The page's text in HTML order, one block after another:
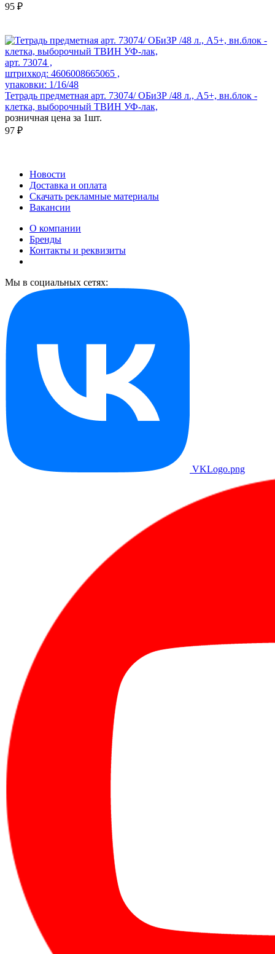
95 ₽
арт. 73074 ,
штрихкод: 4606008665065 ,
упаковки: 1/16/48
Тетрадь предметная арт. 73074/ ОБиЗР /48 л., А5+, вн.блок -
клетка, выборочный ТВИН УФ-лак,
розничная цена за 1шт.
97 ₽
Новости
Доставка и оплата
Скачать рекламные материалы
Вакансии
О компании
Бренды
Контакты и реквизиты
Мы в социальных сетях:
VKLogo.png